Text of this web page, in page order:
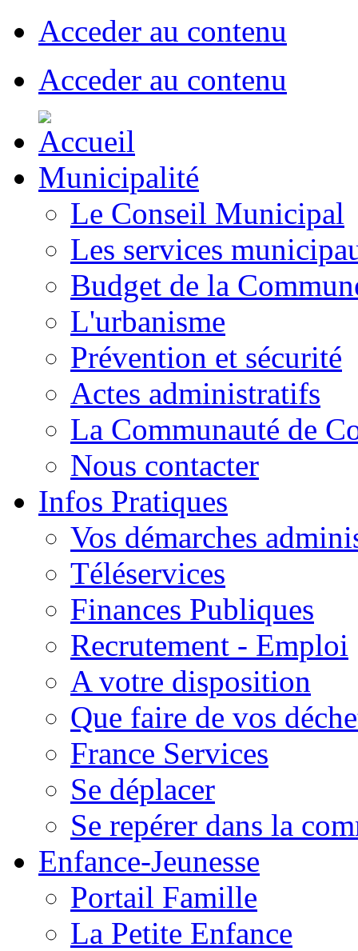
Acceder au contenu
Acceder au contenu
Municipalité
Le Conseil Municipal
Les services
Budget de la
L'urbanisme
Prévention et sécurité
Actes administratifs
La Communauté de
Nous contacter
Infos Pratiques
Vos démarches
Téléservices
Finances Publiques
Recrutement - Emploi
A votre disposition
Que faire de vos
France Services
Se déplacer
Se repérer dans la
Enfance-Jeunesse
Portail Famille
La Petite Enfance